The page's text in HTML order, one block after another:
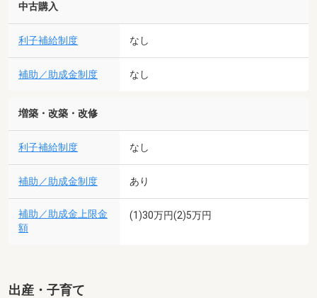
中古購入
利子補給制度 なし
補助／助成金制度 なし
増築・改築・改修
利子補給制度 なし
補助／助成金制度 あり
補助／助成金上限金
額
(1)30万円(2)5万円
出産・子育て